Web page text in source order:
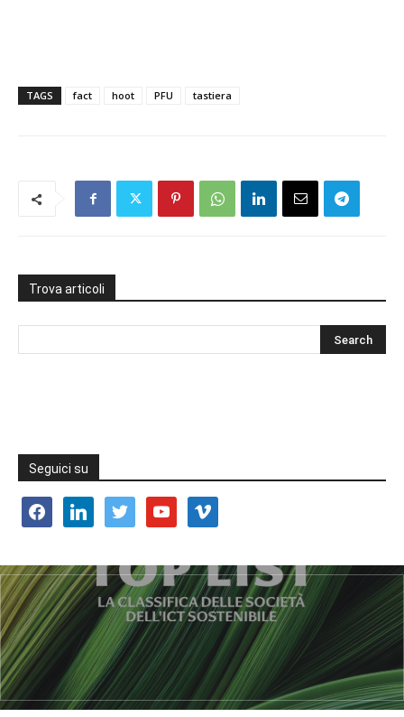
TAGS fact hoot PFU tastiera
Trova articoli
Seguici su
facebooklinkedin twitter youtube vimeo